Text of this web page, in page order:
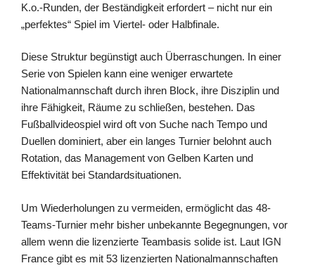
K.o.-Runden, der Beständigkeit erfordert – nicht nur ein
„perfektes“ Spiel im Viertel- oder Halbfinale.
Diese Struktur begünstigt auch Überraschungen. In einer
Serie von Spielen kann eine weniger erwartete
Nationalmannschaft durch ihren Block, ihre Disziplin und
ihre Fähigkeit, Räume zu schließen, bestehen. Das
Fußballvideospiel wird oft von Suche nach Tempo und
Duellen dominiert, aber ein langes Turnier belohnt auch
Rotation, das Management von Gelben Karten und
Effektivität bei Standardsituationen.
Um Wiederholungen zu vermeiden, ermöglicht das 48-
Teams-Turnier mehr bisher unbekannte Begegnungen, vor
allem wenn die lizenzierte Teambasis solide ist. Laut IGN
France gibt es mit 53 lizenzierten Nationalmannschaften